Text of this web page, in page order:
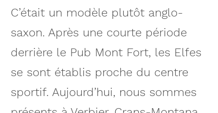
C’était un modèle plutôt anglo-
saxon. Après une courte période
derrière le Pub Mont Fort, les Elfes
se sont établis proche du centre
sportif. Aujourd’hui, nous sommes